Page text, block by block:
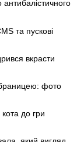
та пускові
вкрасти
фото
до гри